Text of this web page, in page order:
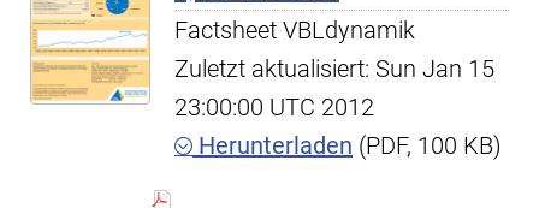
Factsheet VBLdynamik
Zuletzt aktualisiert: Sun Jan 15
23:00:00 UTC 2012
Herunterladen (PDF, 100 KB)